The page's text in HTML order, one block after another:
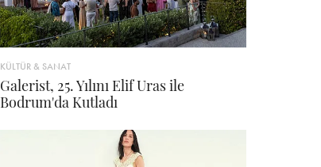
KÜLTÜR & SANAT
Galerist, 25. Yılını Elif Uras ile
Bodrum'da Kutladı